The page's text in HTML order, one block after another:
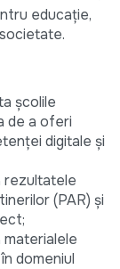
educație,
școlile
de a oferi
digitale și
rezultatele
(PAR) și
domeniul